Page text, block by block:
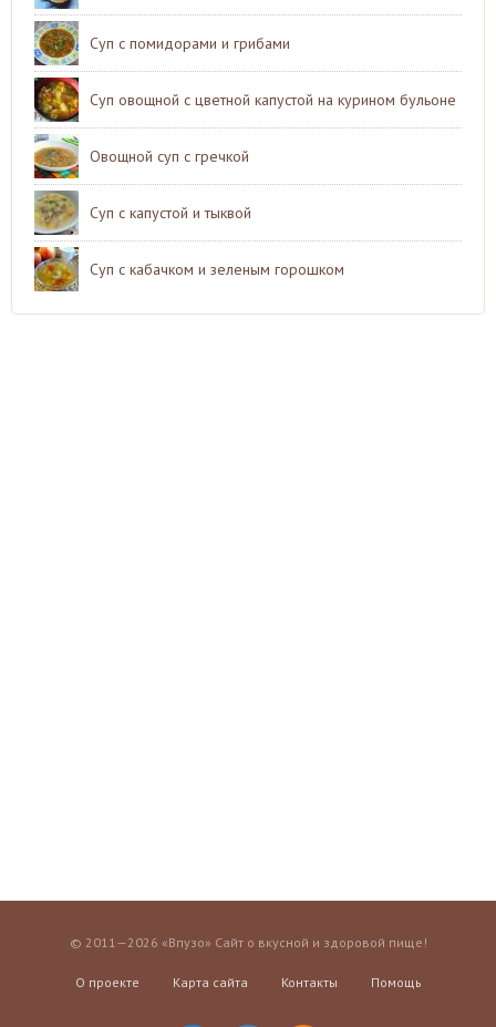
Суп с помидорами и грибами
Суп овощной с цветной капустой на курином бульоне
Овощной суп с гречкой
Суп с капустой и тыквой
Суп с кабачком и зеленым горошком
© 2011—2026 «Впузо» Сайт о вкусной и здоровой пище!
О проекте Карта сайта Контакты Помощь